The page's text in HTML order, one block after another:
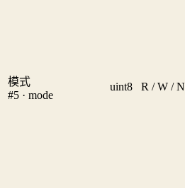
模式
#5 · mode
uint8 R / W / N